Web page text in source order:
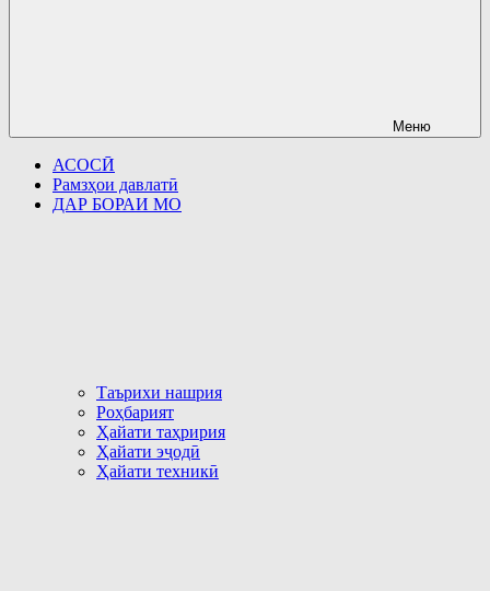
Меню
АСОСӢ
Рамзҳои давлатӣ
ДАР БОРАИ МО
Таърихи нашрия
Роҳбарият
Ҳайати таҳририя
Ҳайати эҷодӣ
Ҳайати техникӣ